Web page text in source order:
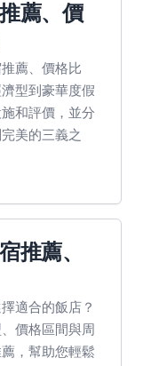
薦、價
薦、價格比
型到豪華度假
和評價，並分
美的三義之
推薦、
適合的飯店？
價格區間與周
，幫助您輕鬆